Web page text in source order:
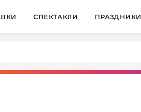
СПЕКТАКЛИ ПРАЗДНИКИ